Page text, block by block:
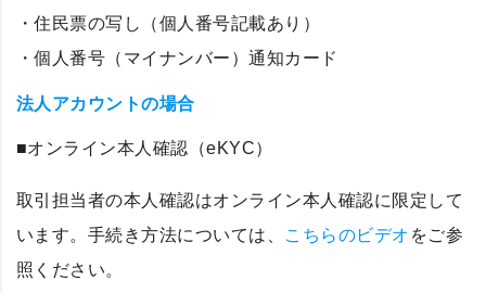
・住民票の写し（個人番号記載あり）
・個人番号（マイナンバー）通知カード
法人アカウントの場合
■オンライン本人確認（eKYC）
取引担当者の本人確認はオンライン本人確認に限定して
います。手続き方法については、
こちらのビデオ をご参
照ください。